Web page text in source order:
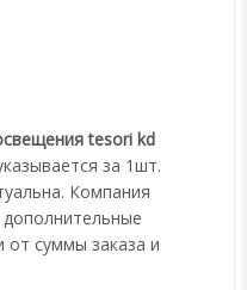
tesori kd
за 1шт.
Компания
от суммы заказа и